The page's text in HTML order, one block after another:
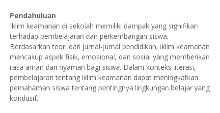
Pendahuluan
Iklim keamanan di sekolah memiliki dampak yang signifikan
terhadap pembelajaran dan perkembangan siswa.
Berdasarkan teori dari jurnal-jurnal pendidikan, iklim keamanan
mencakup aspek fisik, emosional, dan sosial yang memberikan
rasa aman dan nyaman bagi siswa. Dalam konteks literasi,
pembelajaran tentang iklim keamanan dapat meningkatkan
pemahaman siswa tentang pentingnya lingkungan belajar yang
kondusif.